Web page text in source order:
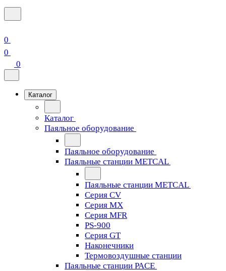
0
0
0
Каталог
Каталог
Паяльное оборудование
Паяльное оборудование
Паяльные станции METCAL
Паяльные станции METCAL
Серия CV
Серия MX
Серия MFR
PS-900
Серия GT
Наконечники
Термовоздушные станции
Паяльные станции PACE